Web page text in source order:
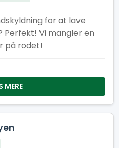
for at lave
Vi mangler en
på rodet!
MERE